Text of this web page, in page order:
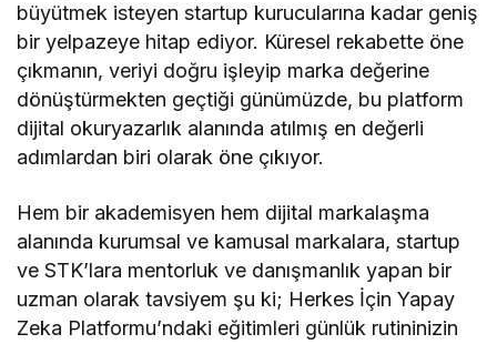
büyütmek isteyen startup kurucularına kadar geniş
bir yelpazeye hitap ediyor. Küresel rekabette öne
çıkmanın, veriyi doğru işleyip marka değerine
dönüştürmekten geçtiği günümüzde, bu platform
dijital okuryazarlık alanında atılmış en değerli
adımlardan biri olarak öne çıkıyor.
Hem bir akademisyen hem dijital markalaşma
alanında kurumsal ve kamusal markalara, startup
ve STK’lara mentorluk ve danışmanlık yapan bir
uzman olarak tavsiyem şu ki; Herkes İçin Yapay
Zeka Platformu’ndaki eğitimleri günlük rutininizin